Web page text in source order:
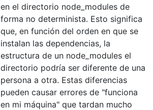
en el directorio node_modules de
forma no determinista. Esto significa
que, en función del orden en que se
instalan las dependencias, la
estructura de un node_modules el
directorio podría ser diferente de una
persona a otra. Estas diferencias
pueden causar errores de "funciona
en mi máquina" que tardan mucho